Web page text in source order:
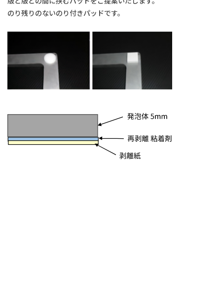
のり残りのないのり付きパッドです。